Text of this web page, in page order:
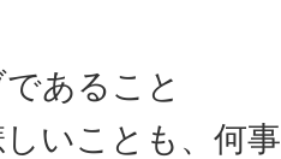
あること
いことも、何